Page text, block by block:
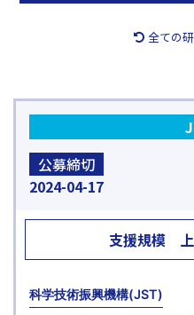
全ての
公募締切
2024 04-17
支援規模
科学技術振興機構(JST)